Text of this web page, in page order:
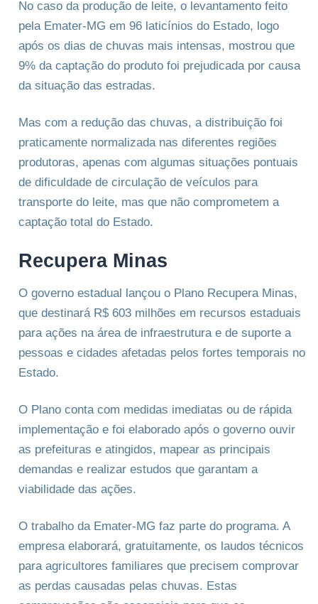
No caso da produção de leite, o levantamento feito
pela Emater-MG em 96 laticínios do Estado, logo
após os dias de chuvas mais intensas, mostrou que
9% da captação do produto foi prejudicada por causa
da situação das estradas.
Mas com a redução das chuvas, a distribuição foi
praticamente normalizada nas diferentes regiões
produtoras, apenas com algumas situações pontuais
de dificuldade de circulação de veículos para
transporte do leite, mas que não comprometem a
captação total do Estado.
Recupera Minas
O governo estadual lançou o Plano Recupera Minas,
que destinará R$ 603 milhões em recursos estaduais
para ações na área de infraestrutura e de suporte a
pessoas e cidades afetadas pelos fortes temporais no
Estado.
O Plano conta com medidas imediatas ou de rápida
implementação e foi elaborado após o governo ouvir
as prefeituras e atingidos, mapear as principais
demandas e realizar estudos que garantam a
viabilidade das ações.
O trabalho da Emater-MG faz parte do programa. A
empresa elaborará, gratuitamente, os laudos técnicos
para agricultores familiares que precisem comprovar
as perdas causadas pelas chuvas. Estas